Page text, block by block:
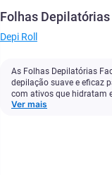
Folhas
Depi Roll
As Folhas Depilatórias
depilação suave e eficaz
com ativos que hidratam
Ver mais